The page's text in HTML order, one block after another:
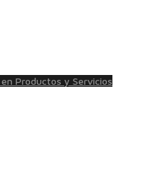
Productos y Servicios